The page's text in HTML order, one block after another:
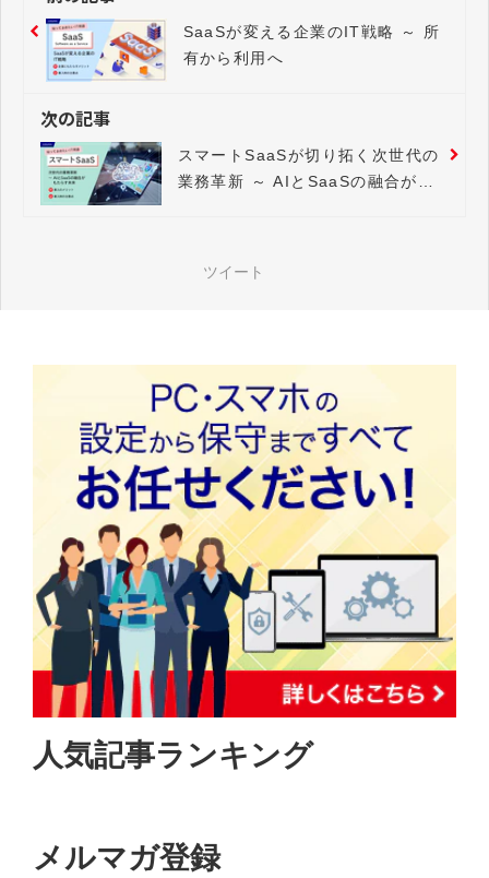
SaaSが変える企業のIT戦略 ～ 所
有から利用へ
次の記事
スマートSaaSが切り拓く次世代の
業務革新 ～ AIとSaaSの融合がも
ツイート
人気記事ランキング
メルマガ登録